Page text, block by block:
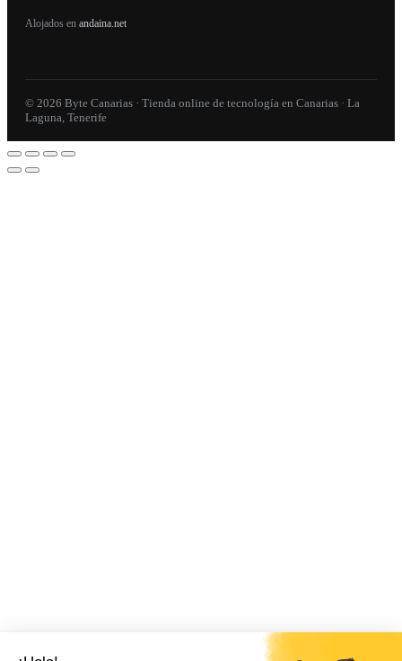
Alojados en andaina.net
© 2026 Byte Canarias · Tienda online de tecnología en Canarias · La
Laguna, Tenerife